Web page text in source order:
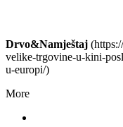
Drvo&Namještaj
velike-trgovine-u-kini-
u-europi/)
More